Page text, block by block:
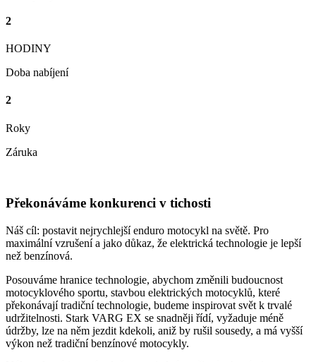
2
HODINY
Doba nabíjení
2
Roky
Záruka
Překonáváme konkurenci v tichosti
Náš cíl: postavit nejrychlejší enduro motocykl na světě. Pro
maximální vzrušení a jako důkaz, že elektrická technologie je lepší
než benzínová.
Posouváme hranice technologie, abychom změnili budoucnost
motocyklového sportu, stavbou elektrických motocyklů, které
překonávají tradiční technologie, budeme inspirovat svět k trvalé
udržitelnosti. Stark VARG EX se snadněji řídí, vyžaduje méně
údržby, lze na něm jezdit kdekoli, aniž by rušil sousedy, a má vyšší
výkon než tradiční benzínové motocykly.